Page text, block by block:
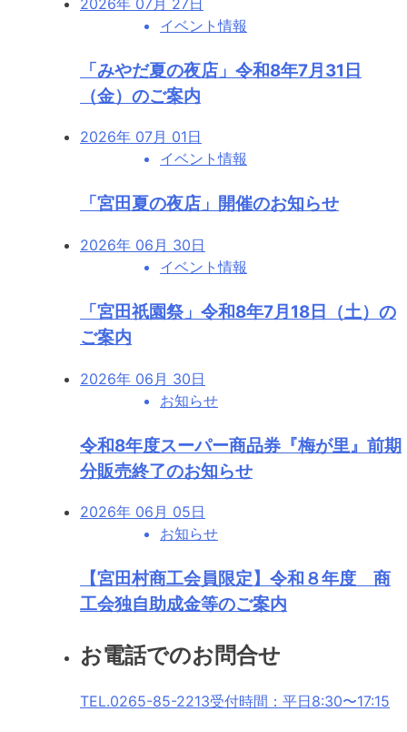
イベント情報
「みやだ夏の夜店」令和8年7月31日
（金）のご案内
2026年 07月 01日
イベント情報
「宮田夏の夜店」開催のお知らせ
2026年 06月 30日
イベント情報
「宮田祇園祭」令和8年7月18日（土）の
ご案内
2026年 06月 30日
お知らせ
令和8年度スーパー商品券『梅が里』前期
分販売終了のお知らせ
2026年 06月 05日
お知らせ
【宮田村商工会員限定】令和８年度 商
工会独自助成金等のご案内
お電話でのお問合せ
TEL.0265-85-2213受付時間：平日8:30〜17:15